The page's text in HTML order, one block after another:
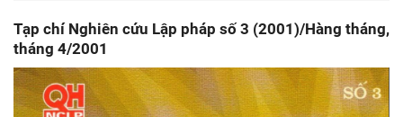
Tạp chí Nghiên cứu Lập pháp số 3 (2001)/Hàng tháng,
tháng 4/2001